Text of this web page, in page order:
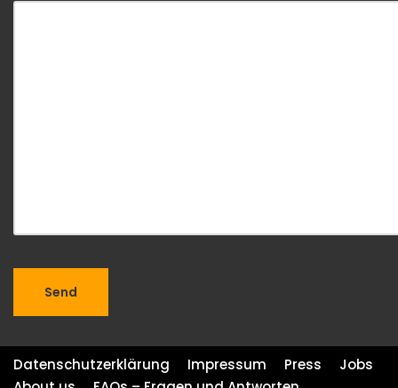
Datenschutzerklärung Impressum Press
Jobs